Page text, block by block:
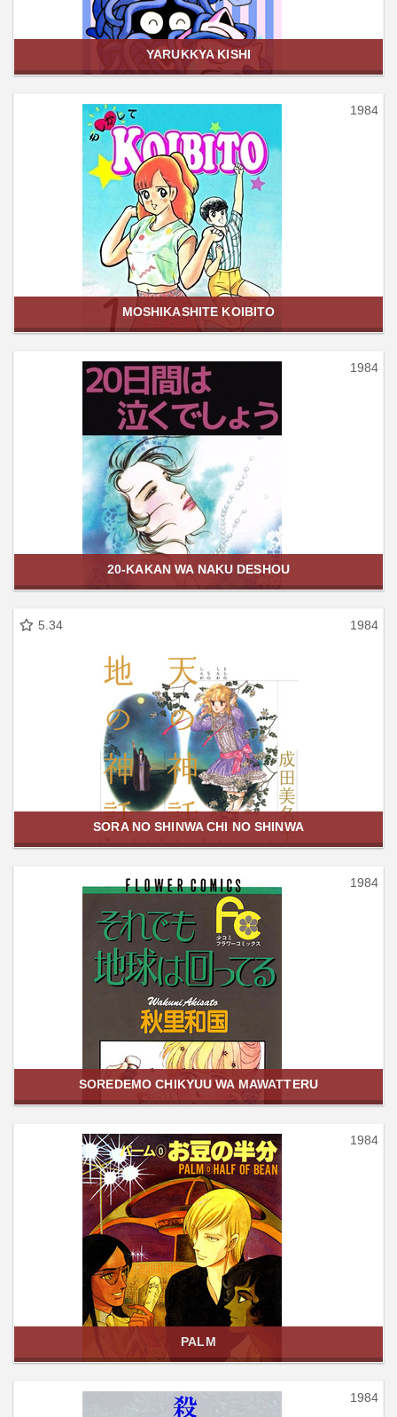
YARUKKYA KISHI
1984
MOSHIKASHITE KOIBITO
1984
20-KAKAN WA NAKU DESHOU
5.34 1984
SORA NO SHINWA CHI NO SHINWA
1984
SOREDEMO CHIKYUU WA MAWATTERU
1984
PALM
1984